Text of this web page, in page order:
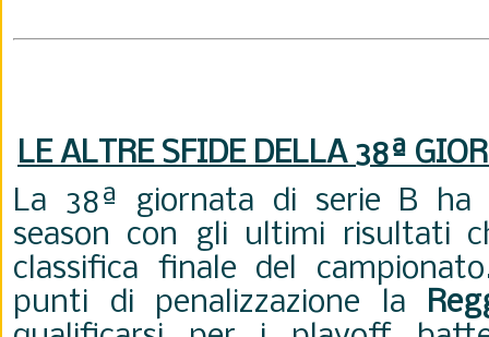
LE ALTRE SFIDE DELLA 38ª
La 38ª giornata di serie B ha
season con gli ultimi risultati
classifica finale del
punti di penalizzazione la